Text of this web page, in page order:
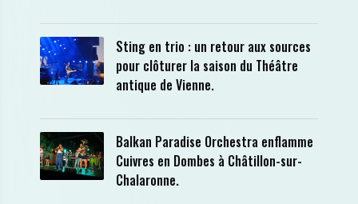
Sting en trio : un retour aux sources
pour clôturer la saison du Théâtre
antique de Vienne.
Balkan Paradise Orchestra enflamme
Cuivres en Dombes à Châtillon-sur-
Chalaronne.